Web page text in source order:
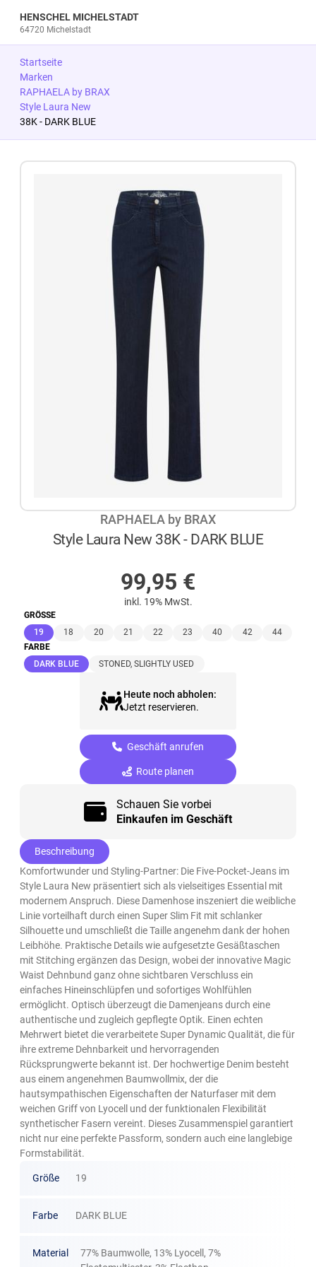
HENSCHEL MICHELSTADT
64720 Michelstadt
Startseite
Marken
RAPHAELA by BRAX
Style Laura New
38K - DARK BLUE
RAPHAELA by BRAX
Style Laura New 38K - DARK BLUE
99,95 €
inkl. 19% MwSt.
GRÖSSE
19 (ausgewählt)
18 20 21 22 23 40 42
44
FARBE
DARK BLUE(ausgewählt)
STONED, SLIGHTLY USED
Heute noch abholen:
Jetzt reservieren.
Geschäft anrufen
Route planen
Schauen Sie vorbei
Einkaufen im Geschäft
Beschreibung
Komfortwunder und Styling-Partner: Die Five-Pocket-Jeans im
Style Laura New präsentiert sich als vielseitiges Essential mit
modernem Anspruch. Diese Damenhose inszeniert die weibliche
Linie vorteilhaft durch einen Super Slim Fit mit schlanker
Silhouette und umschließt die Taille angenehm dank der hohen
Leibhöhe. Praktische Details wie aufgesetzte Gesäßtaschen
mit Stitching ergänzen das Design, wobei der innovative Magic
Waist Dehnbund ganz ohne sichtbaren Verschluss ein
einfaches Hineinschlüpfen und sofortiges Wohlfühlen
ermöglicht. Optisch überzeugt die Damenjeans durch eine
authentische und zugleich gepflegte Optik. Einen echten
Mehrwert bietet die verarbeitete Super Dynamic Qualität, die für
ihre extreme Dehnbarkeit und hervorragenden
Rücksprungwerte bekannt ist. Der hochwertige Denim besteht
aus einem angenehmen Baumwollmix, der die
hautsympathischen Eigenschaften der Naturfaser mit dem
weichen Griff von Lyocell und der funktionalen Flexibilität
synthetischer Fasern vereint. Dieses Zusammenspiel garantiert
nicht nur eine perfekte Passform, sondern auch eine langlebige
Formstabilität.
Größe 19
Farbe DARK BLUE
Material
77% Baumwolle, 13% Lyocell, 7%